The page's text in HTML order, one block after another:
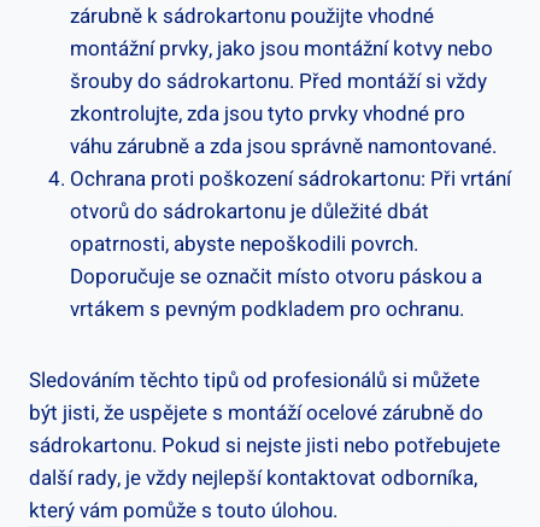
zárubně k sádrokartonu použijte vhodné
montážní prvky, jako jsou montážní kotvy nebo
šrouby do sádrokartonu. Před montáží si vždy
zkontrolujte, zda jsou tyto prvky vhodné pro
váhu zárubně a zda jsou správně namontované.
Ochrana proti poškození sádrokartonu: Při vrtání
otvorů do sádrokartonu je důležité dbát
opatrnosti, abyste nepoškodili povrch.
Doporučuje se označit místo otvoru páskou a
vrtákem s pevným podkladem pro ochranu.
Sledováním těchto tipů od profesionálů si můžete
být jisti, že uspějete s montáží ocelové zárubně do
sádrokartonu. Pokud si nejste jisti nebo potřebujete
další rady, je vždy nejlepší kontaktovat odborníka,
který vám pomůže s touto úlohou.